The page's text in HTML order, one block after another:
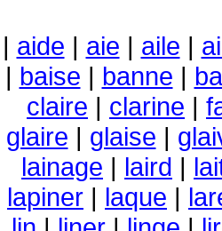
| aide | aie | aile |
| baise | banne |
claire | clarine |
glaire | glaise |
lainage | laird |
lapiner | laque |